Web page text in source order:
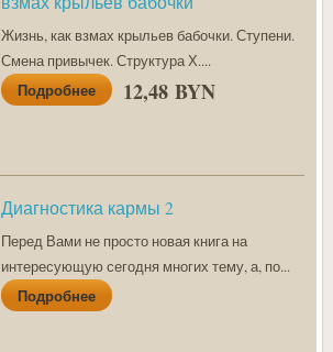
Жизнь, как взмах крыльев бабочки. Ступени.
Смена привычек. Структура Х....
Подробнее 12,48 BYN
Диагностика кармы 2
Перед Вами не просто новая книга на
интересующую сегодня многих тему, а, по...
Подробнее